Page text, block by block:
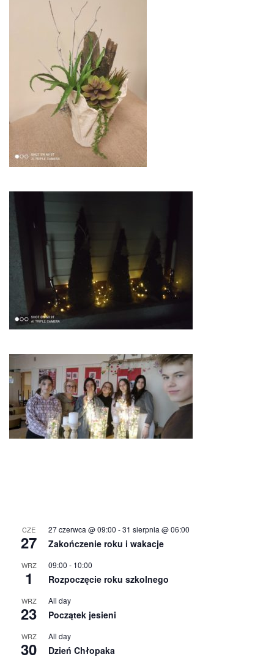
CZE
27
27 czerwca @ 09:00 -31 sierpnia @ 06:00
Zakończenie roku i wakacje
WRZ
1
09:00 - 10:00
Rozpoczęcie roku szkolnego
WRZ
23
All day
Początek jesieni
WRZ
30
All day
Dzień Chłopaka